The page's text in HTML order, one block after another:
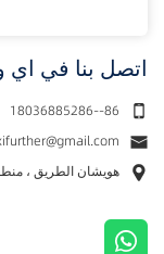
اتصل بنا في
18036885286--86
هويشان الطريق ،